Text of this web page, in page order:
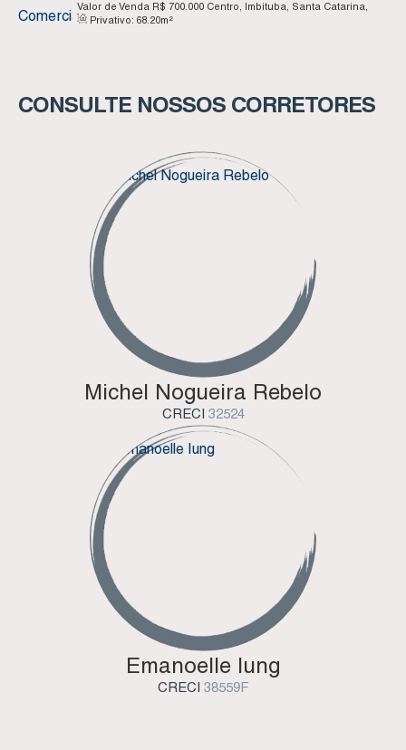
Vila - Centro - Imbituba SC
R$ 700.000
Valor de Venda
Centro, Imbituba, Santa Catarina,
BrasilPrivativo: 68 .20m²
CONSULTE NOSSOS CORRETORES
Michel Nogueira Rebelo
CRECI 32524
Emanoelle Iung
CRECI 38559F